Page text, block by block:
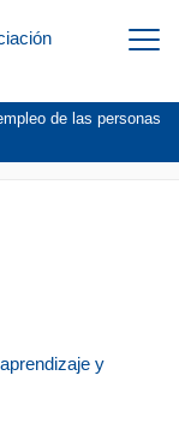
de las personas
y